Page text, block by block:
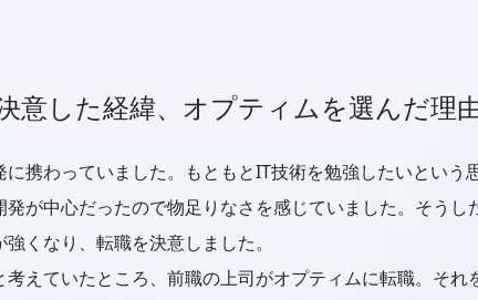
意した経緯、オプティムを選んだ理
携わっていました。もともとIT技術を勉強したいとい
が中心だったので物足りなさを感じていました。そうし
くなり、転職を決意しました。
えていたところ、前職の上司がオプティムに転職。そ